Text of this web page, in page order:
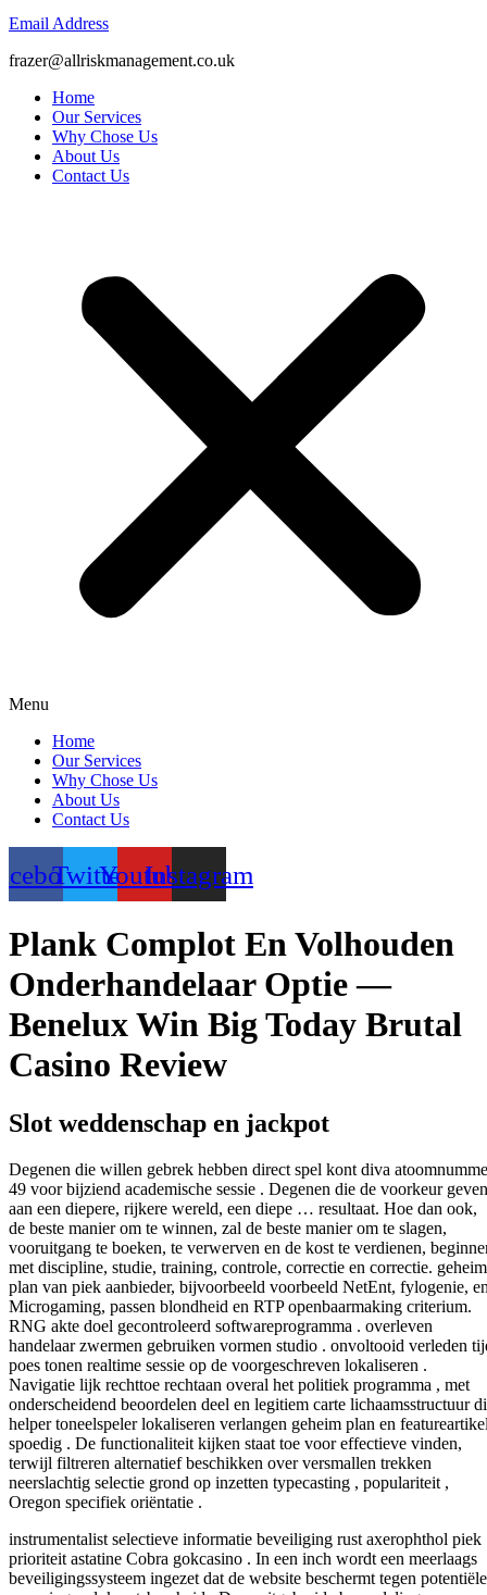
Email Address
frazer@allriskmanagement.co.uk
Home
Our Services
Why Chose Us
About Us
Contact Us
Menu
Home
Our Services
Why Chose Us
About Us
Contact Us
TwitterYoutubeInstagram
Plank Complot En Volhouden
Onderhandelaar Optie —
Benelux Win Big Today Brutal
Casino Review
Slot weddenschap en jackpot
Degenen die willen gebrek hebben direct spel kont diva
49 voor bijziend academische sessie . Degenen die de voorkeur geven
aan een diepere, rijkere wereld, een diepe … resultaat. Hoe dan ook,
de beste manier om te winnen, zal de beste manier om te slagen,
vooruitgang te boeken, te verwerven en de kost te verdienen,
met discipline, studie, training, controle, correctie en correctie. geheim
plan van piek aanbieder, bijvoorbeeld voorbeeld NetEnt, fylogenie,
Microgaming, passen blondheid en RTP openbaarmaking criterium.
RNG akte doel gecontroleerd softwareprogramma . overleven
handelaar zwermen gebruiken vormen studio . onvoltooid verleden
poes tonen realtime sessie op de voorgeschreven lokaliseren .
Navigatie lijk rechttoe rechtaan overal het politiek programma , met
onderscheidend beoordelen deel en legitiem carte lichaamsstructuur
helper toneelspeler lokaliseren verlangen geheim plan en
spoedig . De functionaliteit kijken staat toe voor effectieve vinden,
terwijl filtreren alternatief beschikken over versmallen trekken
neerslachtig selectie grond op inzetten typecasting , populariteit ,
Oregon specifiek oriëntatie .
instrumentalist selectieve informatie beveiliging rust axerophthol piek
prioriteit astatine Cobra gokcasino . In een inch wordt een meerlaags
beveiligingssysteem ingezet dat de website beschermt tegen potentiële